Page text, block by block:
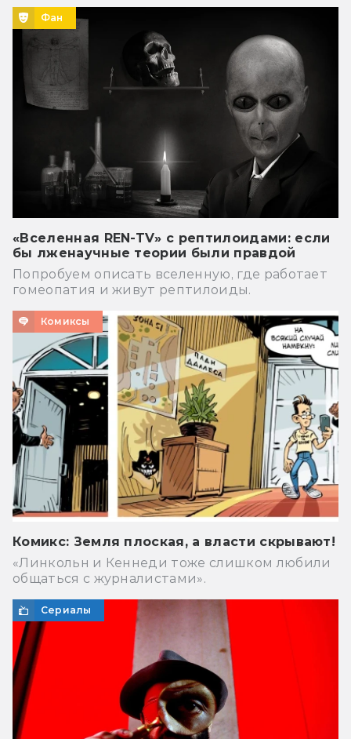
Фан
«Вселенная REN-TV» с рептилоидами: если
бы лженаучные теории были правдой
Попробуем описать вселенную, где работает
гомеопатия и живут рептилоиды.
Комиксы
Комикс: Земля плоская, а власти скрывают!
«Линкольн и Кеннеди тоже слишком любили
общаться с журналистами».
Сериалы